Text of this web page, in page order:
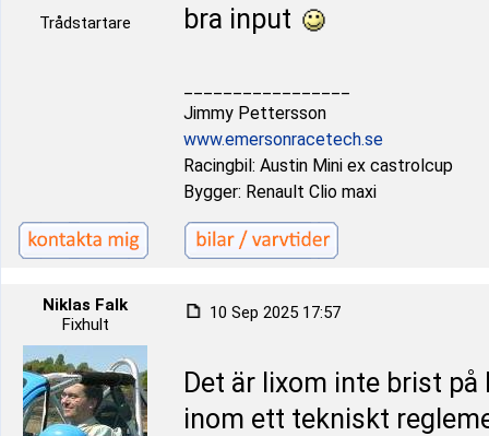
Trådstartare
bra input
Jimmy Pettersson
www.emersonracetech.se
Racingbil: Austin Mini ex castrolcup
Bygger: Renault Clio maxi
Niklas Falk
Fixhult
10 Sep 2025 17:57
Det är lixom inte brist
inom ett tekniskt